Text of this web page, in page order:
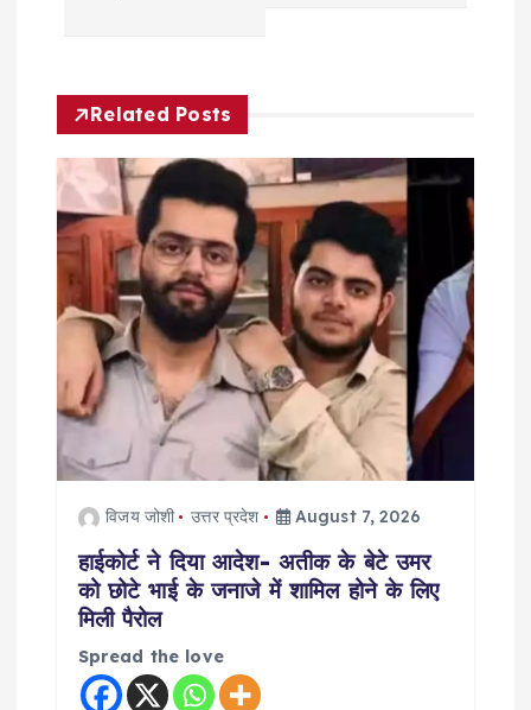
v
g
a
t
o
n
Related Posts
विजय जोशी उत्तर प्रदेश August 7, 2026
हाईकोर्ट ने दिया आदेश- अतीक के बेटे उमर
को छोटे भाई के जनाजे में शामिल होने के लिए
मिली पैरोल
Spread the love